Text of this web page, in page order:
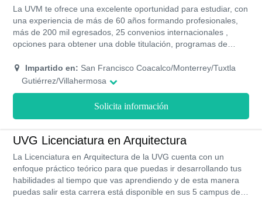
La UVM te ofrece una excelente oportunidad para estudiar, con
una experiencia de más de 60 años formando profesionales,
más de 200 mil egresados, 25 convenios internacionales ,
opciones para obtener una doble titulación, programas de
de Trabajo UVM y el reconocimiento oficial de validez emitido
por la SEP en todos sus programas.
Impartido en: San Francisco Coacalco/Monterrey/Tuxtla
Gutiérrez/Villahermosa
Solicita información
UVG Licenciatura en Arquitectura
La Licenciatura en Arquitectura de la UVG cuenta con un
enfoque práctico teórico para que puedas ir desarrollando tus
habilidades al tiempo que vas aprendiendo y de esta manera
puedas salir esta carrera está disponible en sus 5 campus de